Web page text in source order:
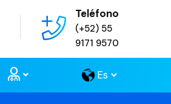
Teléfono
(+52) 55
9171 9570